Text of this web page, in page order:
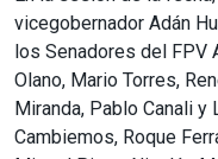
vicegobernador Adán
los Senadores del FPV
Olano, Mario Torres,
Miranda, Pablo Canali y
Cambiemos, Roque